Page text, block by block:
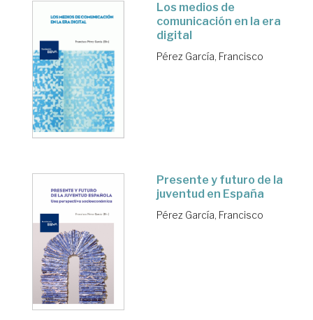
Los medios de
comunicación en la era
digital
Pérez García, Francisco
Presente y futuro de la
juventud en España
Pérez García, Francisco